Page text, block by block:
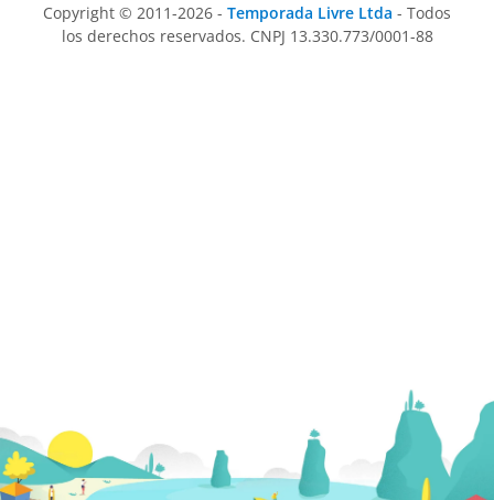
Copyright © 2011-2026 - Temporada Livre Ltda - Todos
los derechos reservados. CNPJ 13.330.773/0001-88